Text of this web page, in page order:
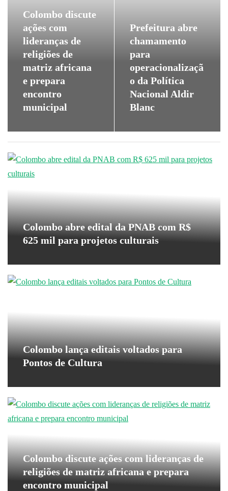
Colombo discute
ações com
lideranças de
religiões de
matriz africana
e prepara
encontro
municipal
Prefeitura abre
chamamento
para
operacionalizaçã
o da Política
Nacional Aldir
Blanc
Colombo abre edital da PNAB com R$
625 mil para projetos culturais
Colombo lança editais voltados para
Pontos de Cultura
Colombo discute ações com lideranças de
religiões de matriz africana e prepara
encontro municipal